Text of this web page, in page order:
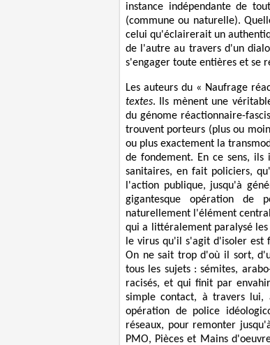
instance indépendante de
(commune ou naturelle).
celui qu'éclairerait un
de l'autre au travers d'un
s'engager toute entières et se
Les auteurs du « Naufrage
textes. Ils mènent une
du génome réactionnaire-
trouvent porteurs (plus ou
ou plus exactement la
de fondement. En ce sens,
sanitaires, en fait policiers,
l'action publique, jusqu'à
gigantesque opération de
naturellement l'élément
qui a littéralement paralysé
le virus qu'il s'agit d'isoler est
On ne sait trop d'où il sort,
tous les sujets : sémites,
racisés, et qui finit par
simple contact, à travers lui,
opération de police
réseaux, pour remonter
PMO, Pièces et Mains